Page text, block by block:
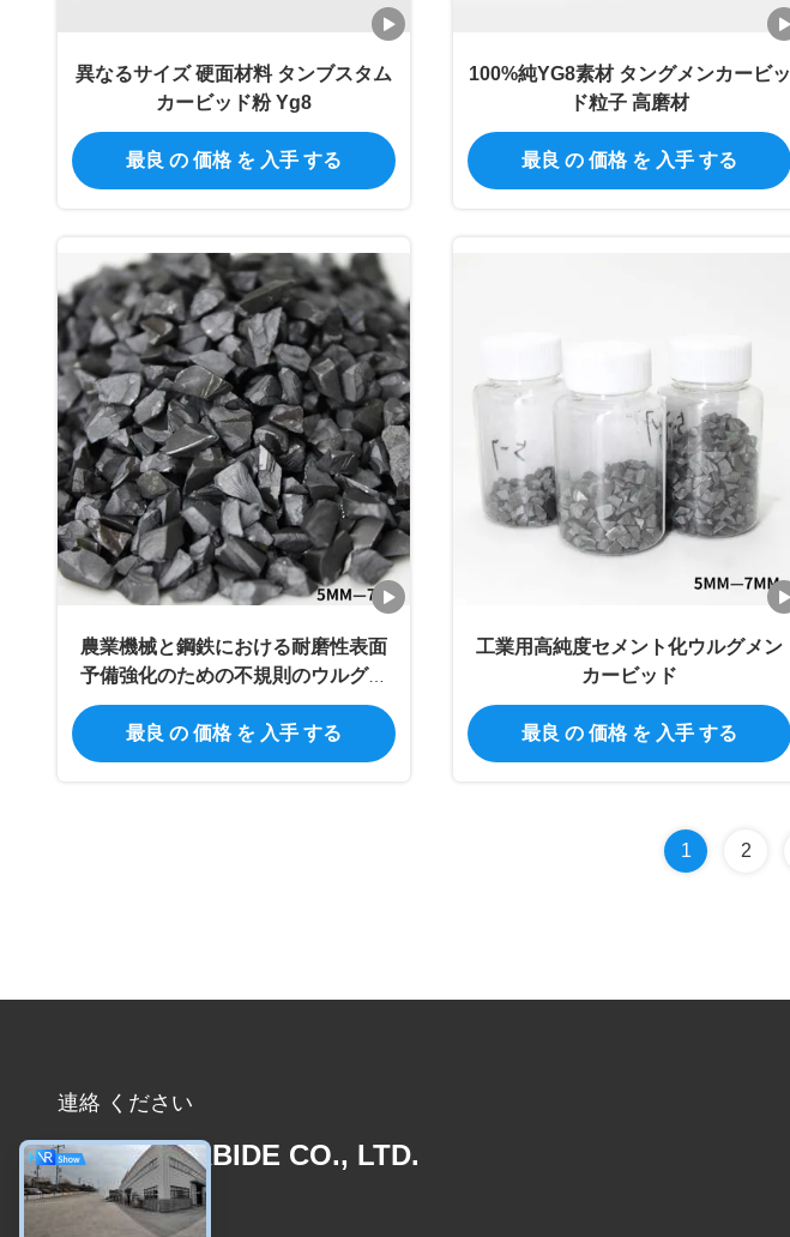
異なるサイズ 硬面材料 タンブスタム
カービッド粉 Yg8
最良 の 価格 を 入手 する
100%純YG8素材 タングメンカービッ
ド粒子 高磨材
最良 の 価格 を 入手 する
農業機械と鋼鉄における耐磨性表面
予備強化のための不規則のウルグム
炭化物粒子
最良 の 価格 を 入手 する
工業用高純度セメント化ウルグメン
カービッド
最良 の 価格 を 入手 する
1 2
連絡 ください
JOINT CARBIDE CO., LTD.